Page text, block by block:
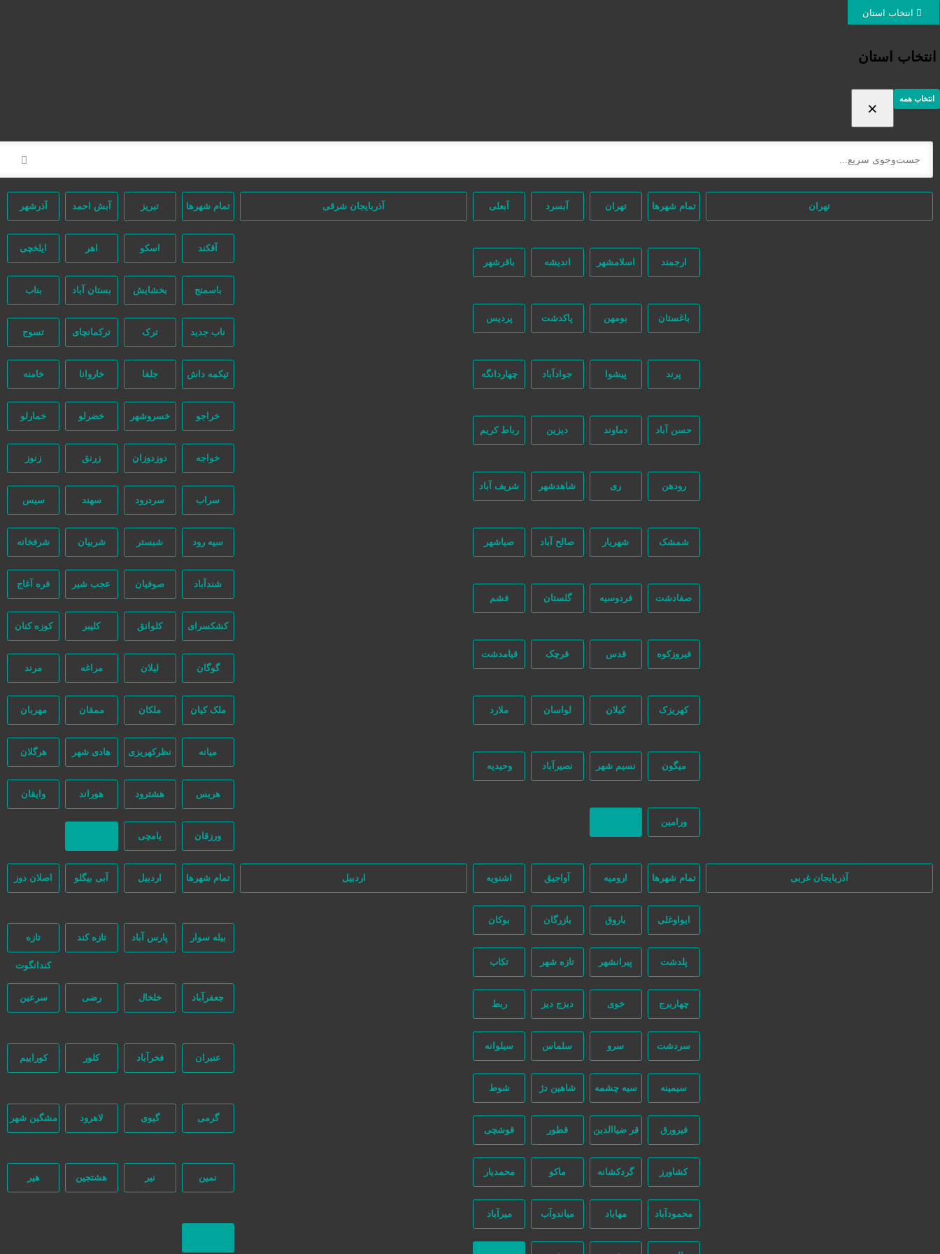
انتخاب استان
انتخاب همه ×
تهران تمام شهر‌ها تهران آبسرد آبعلی
ارجمند اسلامشهر اندیشه باقرشهر
باغستان بومهن پاکدشت پردیس
پرند پیشوا جوادآباد چهاردانگه
حسن آباد دماوند دیزین رباط کریم
رودهن ری شاهدشهر شریف آباد
شمشک شهریار صالح آباد صباشهر
صفادشت فردوسیه گلستان فشم
فیروزکوه قدس قرچک قیامدشت
کهریزک کیلان لواسان ملارد
میگون نسیم شهر نصیرآباد وحیدیه
ورامین
آذربایجان شرقی تمام شهر‌ها تبریز آبش احمد آذرشهر
آقکند اسکو اهر ایلخچی
باسمنج بخشایش بستان آباد بناب
ناب جدید ترک ترکمانچای تسوج
تیکمه داش جلفا خاروانا خامنه
خراجو خسروشهر خضرلو خمارلو
خواجه دوزدوزان زرنق زنوز
سراب سردرود سهند سیس
سیه رود شبستر شربیان شرفخانه
شندآباد صوفیان عجب شیر قره آغاج
کشکسرای کلوانق کلیبر کوزه کنان
گوگان لیلان مراغه مرند
ملک کیان ملکان ممقان مهربان
میانه نظرکهریزی هادی شهر هرگلان
هریس هشترود هوراند وایقان
ورزقان یامچی
آذربایجان غربی تمام شهر‌ها ارومیه آواجیق اشنویه
ایواوغلی باروق بازرگان بوکان
پلدشت پیرانشهر تازه شهر تکاب
چهاربرج خوی دیزج دیز ربط
سردشت سرو سلماس سیلوانه
سیمینه سیه چشمه شاهین دژ شوط
فیرورق قر ضیاالدین قطور قوشچی
کشاورز گردکشانه ماکو محمدیار
محمودآباد مهاباد میاندوآب میرآباد
اردبیل تمام شهر‌ها اردبیل آبی بیگلو اصلان دوز
بیله سوار پارس آباد تازه کند تازه
کندانگوت
جعفرآباد خلخال رضی سرعین
عنبران فخرآباد کلور کوراییم
گرمی گیوی لاهرود مشگین شهر
نمین نیر هشتجین هیر
ورود / ثبت نام
مرتب‌سازی بر اساس جدیدترین
در سایت تبلیغاتی نیازجو کاربران مستقیما با هم تماس می‌گیرند و هیچ واسطه‌ای در این میان وجود ندارد، پس دقت فرمایید که در خرید و فروشِ شما نیازجو هیچ دخالتی نداشته و کاربران باید خودشان جنبه‌های مختلف امنیتی را در